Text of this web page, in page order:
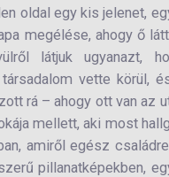
oldal egy kis jelenet,
megélése, ahogy ő
látjuk ugyanazt,
vette körül,
rá – ahogy ott van az
mellett, aki most
amiről egész
pillanatképekben,